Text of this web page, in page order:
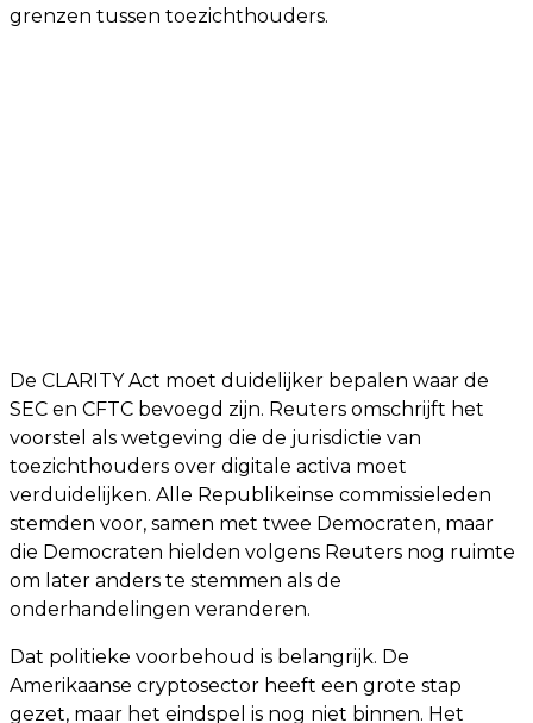
grenzen tussen toezichthouders.
De CLARITY Act moet duidelijker bepalen waar de
SEC en CFTC bevoegd zijn. Reuters omschrijft het
voorstel als wetgeving die de jurisdictie van
toezichthouders over digitale activa moet
verduidelijken. Alle Republikeinse commissieleden
stemden voor, samen met twee Democraten, maar
die Democraten hielden volgens Reuters nog ruimte
om later anders te stemmen als de
onderhandelingen veranderen.
Dat politieke voorbehoud is belangrijk. De
Amerikaanse cryptosector heeft een grote stap
gezet, maar het eindspel is nog niet binnen. Het